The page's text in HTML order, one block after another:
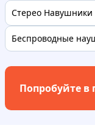
Стерео Навушники
Беспроводные
Попробуйте